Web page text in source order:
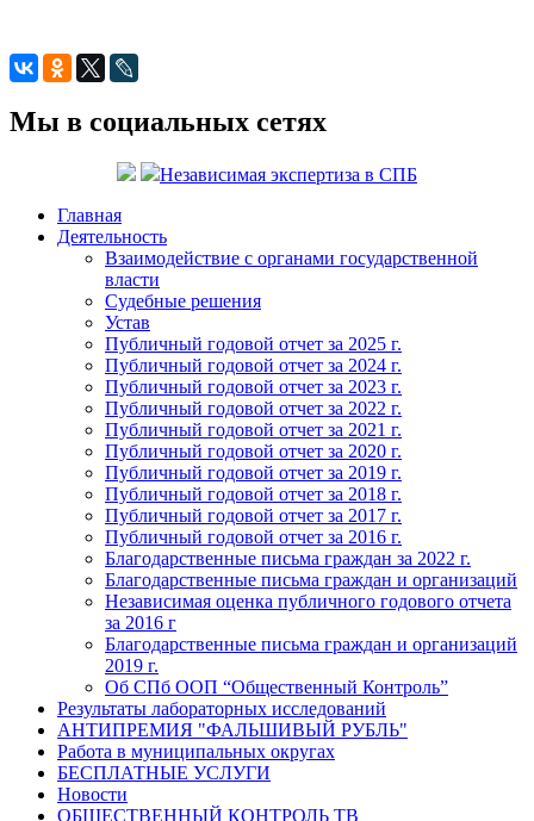
Мы в социальных сетях
Независимая экспертиза в СПБ
Главная
Деятельность
Взаимодействие с органами государственной
власти
Судебные решения
Устав
Публичный годовой отчет за 2025 г.
Публичный годовой отчет за 2024 г.
Публичный годовой отчет за 2023 г.
Публичный годовой отчет за 2022 г.
Публичный годовой отчет за 2021 г.
Публичный годовой отчет за 2020 г.
Публичный годовой отчет за 2019 г.
Публичный годовой отчет за 2018 г.
Публичный годовой отчет за 2017 г.
Публичный годовой отчет за 2016 г.
Благодарственные письма граждан за 2022 г.
Благодарственные письма граждан и организаций
Независимая оценка публичного годового отчета
за 2016 г
Благодарственные письма граждан и организаций
2019 г.
Об СПб ООП “Общественный Контроль”
Результаты лабораторных исследований
АНТИПРЕМИЯ "ФАЛЬШИВЫЙ РУБЛЬ"
Работа в муниципальных округах
БЕСПЛАТНЫЕ УСЛУГИ
Новости
ОБЩЕСТВЕННЫЙ КОНТРОЛЬ ТВ